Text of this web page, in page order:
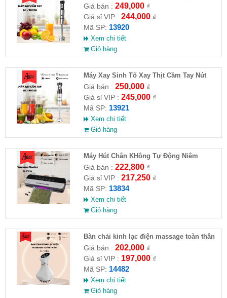
Bấm Tròn 1000W ALIZZ AL-9001A
Giá bán : 249,000₫
Giá sỉ VIP : 244,000₫
Mã SP: 13920
Xem chi tiết
Giỏ hàng
Máy Xay Sinh Tố Xay Thịt Cầm Tay Nút
Bấm Vuông 1000W ALIZZ AL-9001B
Giá bán : 250,000₫
Giá sỉ VIP : 245,000₫
Mã SP: 13921
Xem chi tiết
Giỏ hàng
Máy Hút Chân KHông Tự Động Niêm
Phong AL-13834( HĐ )
Giá bán : 222,800₫
Giá sỉ VIP : 217,250₫
Mã SP: 13834
Xem chi tiết
Giỏ hàng
Bàn chải kinh lạc điện massage toàn thân
ALIZZ AL-14482
Giá bán : 202,000₫
Giá sỉ VIP : 197,000₫
Mã SP: 14482
Xem chi tiết
Giỏ hàng